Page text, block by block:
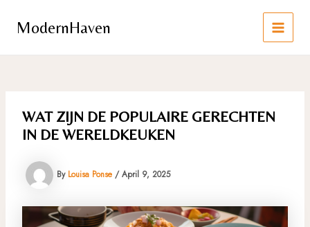
contentModernHaven
MAIN
WAT ZIJN DE POPULAIRE GERECHTEN
IN DE WERELDKEUKEN
By Louisa Ponse /April 9, 2025